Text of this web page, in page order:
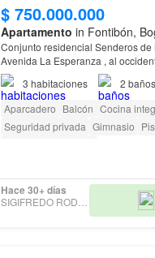
$ 750.000.000
Apartamento in Fontibón,
Conjunto residencial Senderos
Avenida La Esperanza , al
comerciales (Hayuelos)…
3 habitaciones 2 baños
Aparcadero Balcón Cocina
Seguridad privada Gimnasio
Hace 30+ días
SIGIFREDO RODRIGUEZ